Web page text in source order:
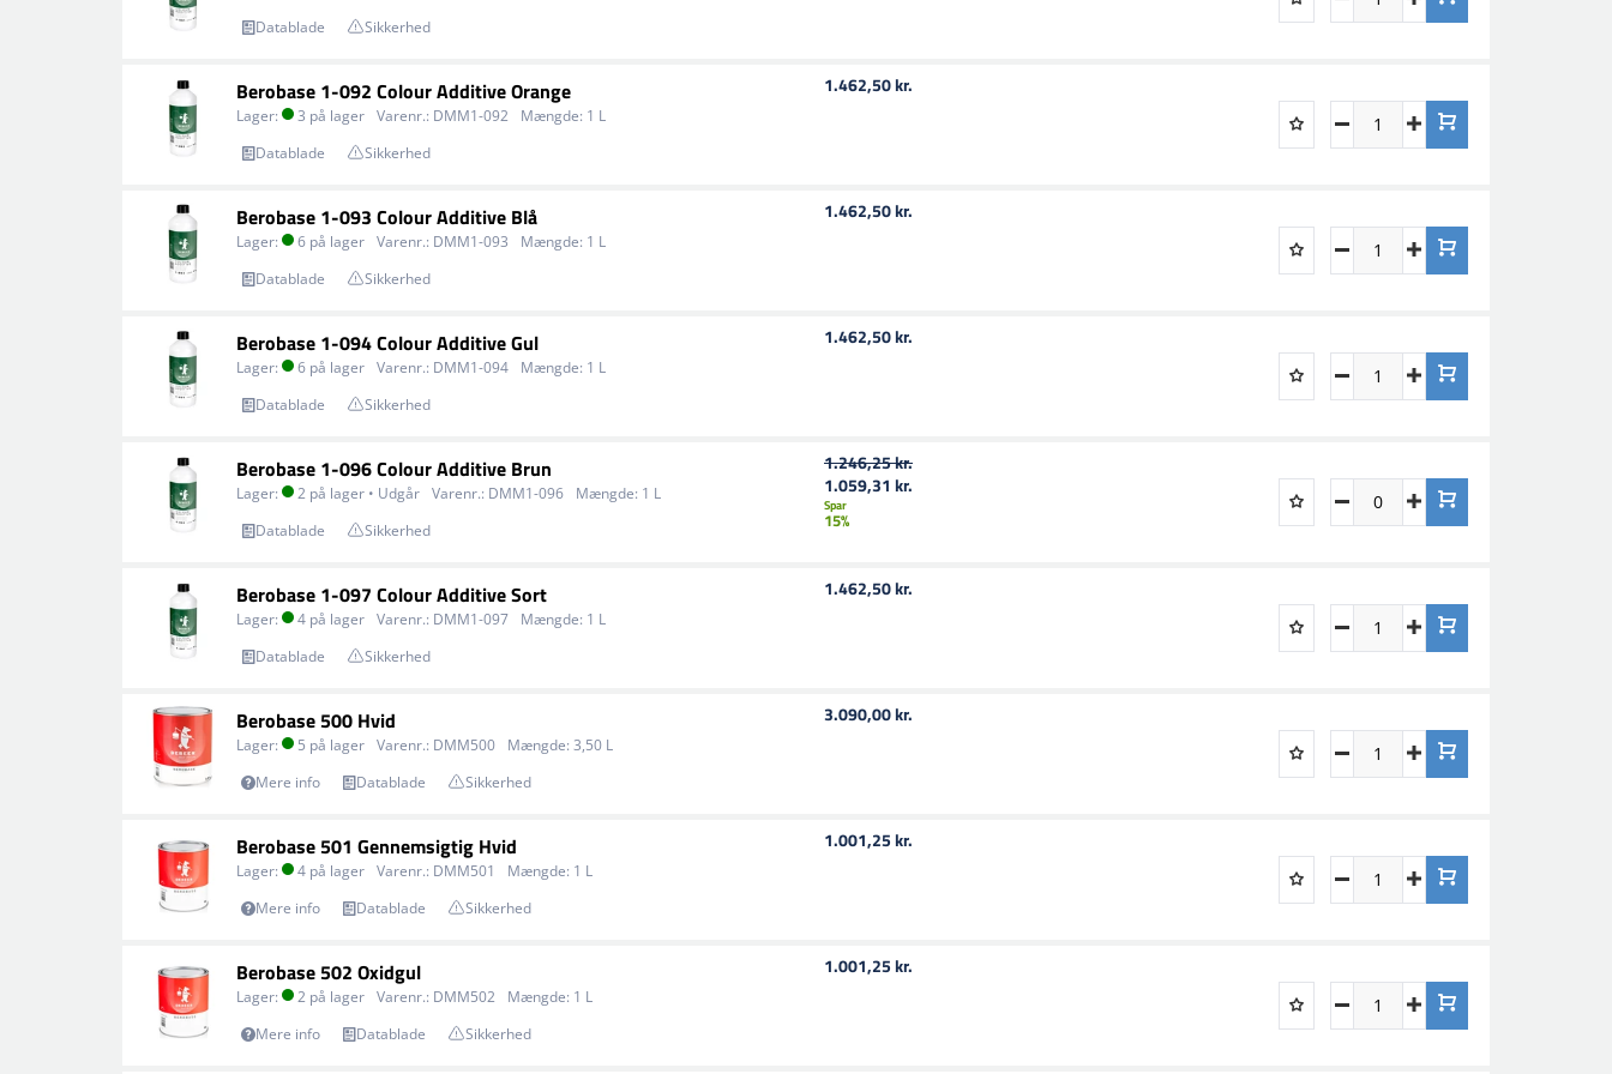
Datablade
Sikkerhed
Berobase 1-092 Colour Additive Orange
Lager: 3 på lager Varenr.: DMM1-092 Mængde: 1 L
Datablade
Sikkerhed
1.462,50 kr.
Berobase 1-093 Colour Additive Blå
Lager: 6 på lager Varenr.: DMM1-093 Mængde: 1 L
Datablade
Sikkerhed
1.462,50 kr.
Berobase 1-094 Colour Additive Gul
Lager: 6 på lager Varenr.: DMM1-094 Mængde: 1 L
Datablade
Sikkerhed
1.462,50 kr.
Berobase 1-096 Colour Additive Brun
Lager: 2 på lager • Udgår Varenr.: DMM1-096 Mængde: 1 L
Datablade
Sikkerhed
1.246,25 kr.
1.059,31 kr.
Spar
15%
Berobase 1-097 Colour Additive Sort
Lager: 4 på lager Varenr.: DMM1-097 Mængde: 1 L
Datablade
Sikkerhed
1.462,50 kr.
Berobase 500 Hvid
Lager: 5 på lager Varenr.: DMM500 Mængde: 3,50 L
Mere info
Datablade Sikkerhed
3.090,00 kr.
Berobase 501 Gennemsigtig Hvid
Lager: 4 på lager Varenr.: DMM501 Mængde: 1 L
Mere info
Datablade Sikkerhed
1.001,25 kr.
Berobase 502 Oxidgul
Lager: 2 på lager Varenr.: DMM502 Mængde: 1 L
Mere info
Datablade Sikkerhed
1.001,25 kr.